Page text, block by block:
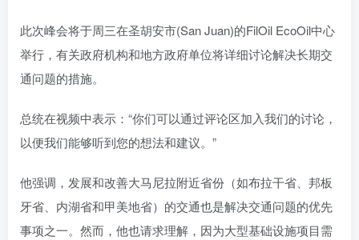
此次峰会将于周三在圣胡安市(San Juan)的FilOil EcoOil中心
举行，有关政府机构和地方政府单位将详细讨论解决长期交
通问题的措施。
总统在视频中表示：“你们可以通过评论区加入我们的讨论，
以便我们能够听到您的想法和建议。”
他强调，发展和改善大马尼拉附近省份（如布拉干省、邦板
牙省、内湖省和甲美地省）的交通也是解决交通问题的优先
事项之一。然而，他也请求理解，因为大型基础设施项目需